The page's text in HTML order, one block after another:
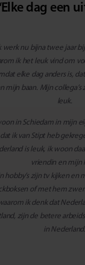
‘Elke dag een
werk nu bijna twee jaar
ik het leuk vind om
elke dag anders is,
mijn baan. Mijn collega’s
leuk.
in Schiedam in mijn
dat ik van Stipt heb
is leuk, ik woon
vriendin en mijn
hobby’s zijn tv kijken en
of met hem
ik denk dat
zijn de betere
in Nederland.